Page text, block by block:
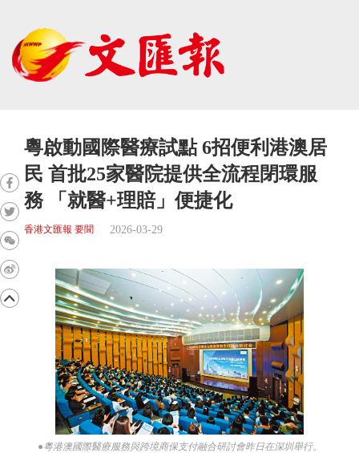
粵啟動國際醫療試點 6招便利港澳居
民 首批25家醫院提供全流程閉環服
務 「就醫+理賠」便捷化
香港文匯報 要聞 2026-03-29
●粵港澳國際醫療服務與跨境商保支付融合研討會昨日在深圳舉行。